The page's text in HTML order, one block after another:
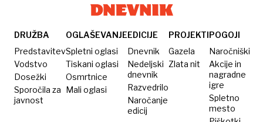
nedeljsko
kosilo
DRUŽBA
Predstavitev
Vodstvo
Dosežki
Sporočila za
javnost
OGLAŠEVANJE
Spletni oglasi
Tiskani oglasi
Osmrtnice
Mali oglasi
EDICIJE
Dnevnik
Nedeljski
dnevnik
Razvedrilo
Naročanje
edicij
PROJEKTI
Gazela
Zlata nit
POGOJI
Naročniški
Akcije in
nagradne
igre
Spletno
mesto